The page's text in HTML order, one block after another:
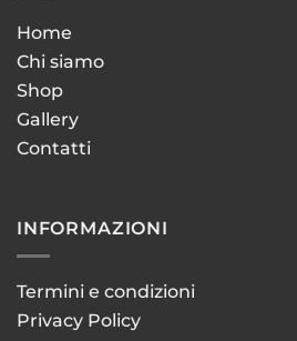
Home
Chi siamo
Shop
Gallery
Contatti
INFORMAZIONI
Termini e condizioni
Privacy Policy